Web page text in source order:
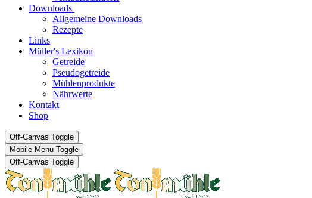
Downloads
Allgemeine Downloads
Rezepte
Links
Müller's Lexikon
Getreide
Pseudogetreide
Mühlenprodukte
Nährwerte
Kontakt
Shop
Off-Canvas Toggle
Mobile Menu Toggle
Off-Canvas Toggle